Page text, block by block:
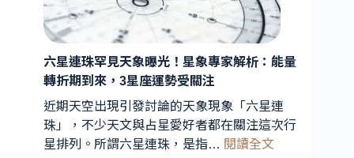
六星連珠罕見天象曝光！星象專家解析：能量
轉折期到來，3星座運勢受關注
近期天空出現引發討論的天象現象「六星連
珠」，不少天文與占星愛好者都在關注這次行
星排列。所謂六星連珠，是指… 閱讀全文: